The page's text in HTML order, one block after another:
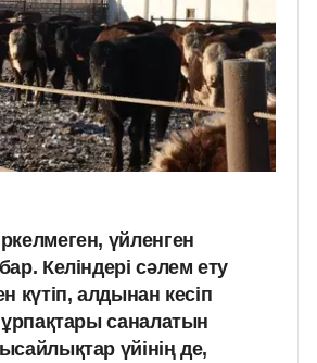
үйленген
Келіндері сәлем ету
күтіп, алдынан кесіп
саналатын
үйінің де,